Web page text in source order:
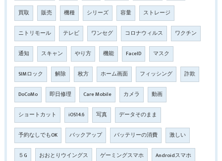
買取 販売 機種 シリーズ 容量 ストレージ
ニトリモール テレビ ワンセグ コロナウィルス ワクチン
通知 スキャン やり方 機能 FaceID マスク
SIMロック 解除 枚方 ホーム画面 フィッシング 詐欺
DoCoMo 即日修理 Care Mobile カメラ 動画
ショートカット iOS14.6 写真 データそのまま
予約なしでもOK バックアップ バッテリーの消費 激しい
５G おおとりウイングス ゲーミングスマホ Androidスマホ